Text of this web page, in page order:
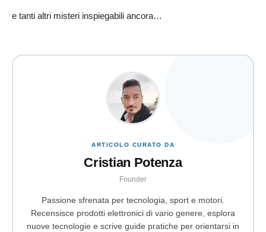
e tanti altri misteri inspiegabili ancora…
ARTICOLO CURATO DA
Cristian Potenza
Founder
Passione sfrenata per tecnologia, sport e motori.
Recensisce prodotti elettronici di vario genere, esplora
nuove tecnologie e scrive guide pratiche per orientarsi in